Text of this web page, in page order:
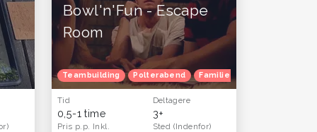
Herretur Venindetur Gratis oplevelser
Bowl'n'Fun - Escape
Room
Teambuilding Polterabend Familietur
Tid
0,5-1 time
Deltagere
3+
Pris p.p. Inkl.
Sted (Indenfor)